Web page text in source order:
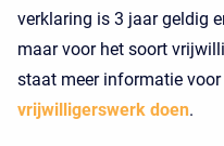
verklaring is 3 jaar geldig
maar voor het soort
staat meer informatie voor
vrijwilligerswerk doen.